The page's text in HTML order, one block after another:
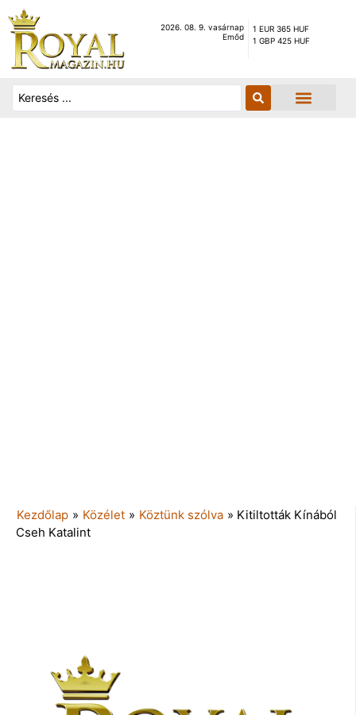
2026. 08. 9. vasárnap
Emőd
1 EUR 365 HUF
1 GBP 425 HUF
Kezdőlap » Közélet » Köztünk szólva » Kitiltották Kínából
Cseh Katalint